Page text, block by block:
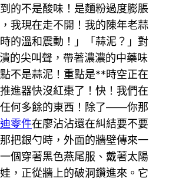
的不是酸味！是麵粉過度膨脹
我現在走不開！我的陳年老蒜
的溫和震動！」「蒜泥？」對
的尖叫聲，帶著濃濃的中藥味
不是蒜泥！重點是**時空正在
進器快沒紅棗了！快！我們在
何多餘的東西！除了——你那
零件在廖沾沾還在糾結要不要
把銀勺時，外面的牆壁傳來一
個穿著黑色燕尾服、戴著太陽
，正從牆上的破洞鑽進來。它